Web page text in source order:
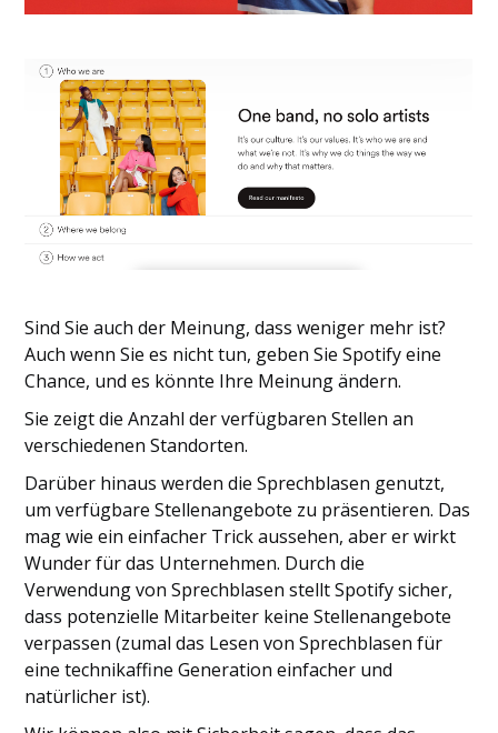
Sind Sie auch der Meinung, dass weniger mehr ist?
Auch wenn Sie es nicht tun, geben Sie Spotify eine
Chance, und es könnte Ihre Meinung ändern.
Sie zeigt die Anzahl der verfügbaren Stellen an
verschiedenen Standorten.
Darüber hinaus werden die Sprechblasen genutzt,
um verfügbare Stellenangebote zu präsentieren. Das
mag wie ein einfacher Trick aussehen, aber er wirkt
Wunder für das Unternehmen. Durch die
Verwendung von Sprechblasen stellt Spotify sicher,
dass potenzielle Mitarbeiter keine Stellenangebote
verpassen (zumal das Lesen von Sprechblasen für
eine technikaffine Generation einfacher und
natürlicher ist).